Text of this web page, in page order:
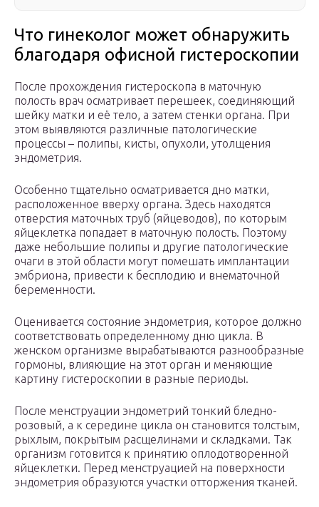
Что гинеколог может обнаружить
благодаря офисной гистероскопии
После прохождения гистероскопа в маточную
полость врач осматривает перешеек, соединяющий
шейку матки и её тело, а затем стенки органа. При
этом выявляются различные патологические
процессы – полипы, кисты, опухоли, утолщения
эндометрия.
Особенно тщательно осматривается дно матки,
расположенное вверху органа. Здесь находятся
отверстия маточных труб (яйцеводов), по которым
яйцеклетка попадает в маточную полость. Поэтому
даже небольшие полипы и другие патологические
очаги в этой области могут помешать имплантации
эмбриона, привести к бесплодию и внематочной
беременности.
Оценивается состояние эндометрия, которое должно
соответствовать определенному дню цикла. В
женском организме вырабатываются разнообразные
гормоны, влияющие на этот орган и меняющие
картину гистероскопии в разные периоды.
После менструации эндометрий тонкий бледно-
розовый, а к середине цикла он становится толстым,
рыхлым, покрытым расщелинами и складками. Так
организм готовится к принятию оплодотворенной
яйцеклетки. Перед менструацией на поверхности
эндометрия образуются участки отторжения тканей.